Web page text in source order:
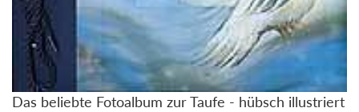
Das beliebte Fotoalbum zur Taufe - hübsch illustriert